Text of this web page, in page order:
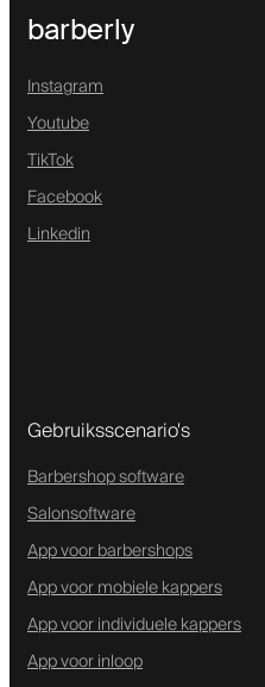
barberly
Instagram
Youtube
TikTok
Facebook
Linkedin
Gebruiksscenario's
Barbershop software
Salonsoftware
App voor barbershops
App voor mobiele kappers
App voor individuele kappers
App voor inloop